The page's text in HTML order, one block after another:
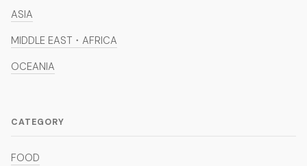
ASIA
MIDDLE EAST・AFRICA
OCEANIA
CATEGORY
FOOD